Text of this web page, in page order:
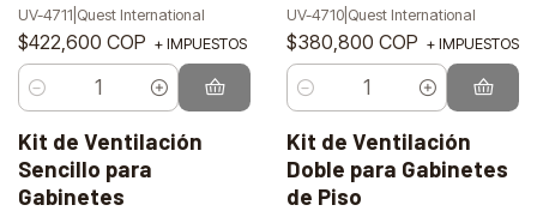
UV-4711 Quest International
$422,600 COP + IMPUESTOS
Cantidad
UV-4710| Quest International
$380,800 COP + IMPUESTOS
Cantidad
Kit de Ventilación
Sencillo para
Gabinetes
Kit de Ventilación
Doble para Gabinetes
de Piso